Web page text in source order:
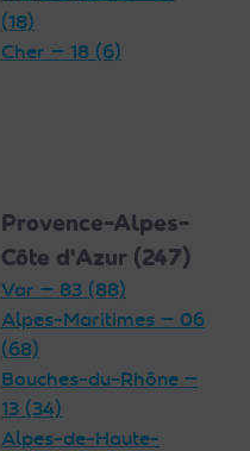
(18)
Cher — 18 (6)
Provence-Alpes-
Côte d'Azur (247)
Var — 83 (88)
Alpes-Maritimes — 06
(68)
Bouches-du-Rhône —
13 (34)
Alpes-de-Haute-